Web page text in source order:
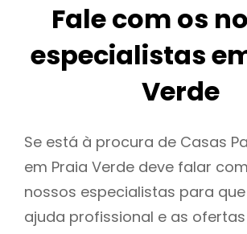
Fale com os
especialistas
Verde
Se está à procura de Casas
em Praia Verde deve falar
nossos especialistas para
ajuda profissional e as